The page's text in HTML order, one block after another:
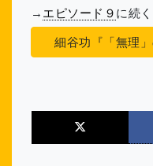
→ エピソード９ に続く
細谷功『「無理